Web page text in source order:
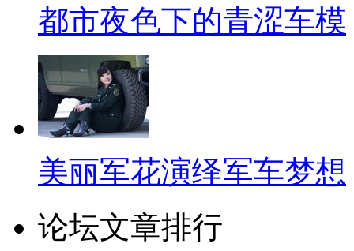
都市夜色下的青涩车模
美丽军花演绎军车梦想
论坛文章排行